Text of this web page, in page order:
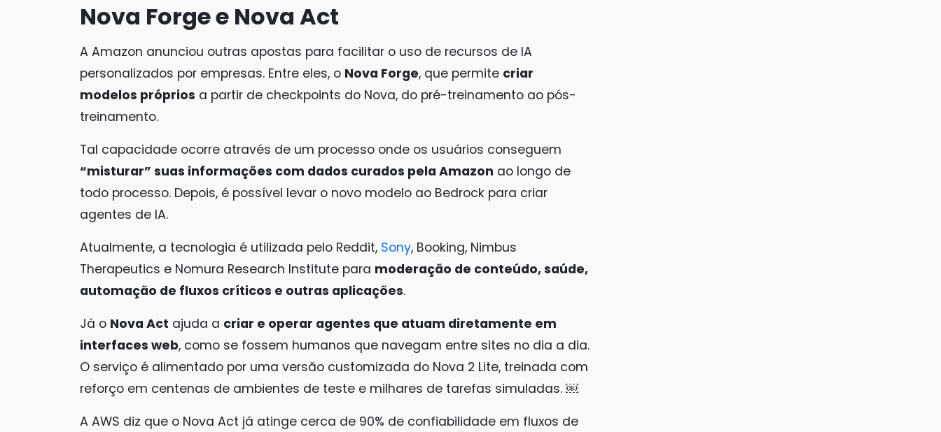
Nova Forge e Nova Act
A Amazon anunciou outras apostas para facilitar o uso de recursos de IA
personalizados por empresas. Entre eles, o Nova Forge, que permite criar
modelos próprios a partir de checkpoints do Nova, do pré-treinamento ao pós-
treinamento.
Tal capacidade ocorre através de um processo onde os usuários conseguem
“misturar” suas informações com dados curados pela Amazon ao longo de
todo processo. Depois, é possível levar o novo modelo ao Bedrock para criar
agentes de IA.
Atualmente, a tecnologia é utilizada pelo Reddit, Sony, Booking, Nimbus
Therapeutics e Nomura Research Institute para moderação de conteúdo, saúde,
automação de fluxos críticos e outras aplicações.
Já o Nova Act ajuda a criar e operar agentes que atuam diretamente em
interfaces web, como se fossem humanos que navegam entre sites no dia a dia.
O serviço é alimentado por uma versão customizada do Nova 2 Lite, treinada com
reforço em centenas de ambientes de teste e milhares de tarefas simuladas. ￼
A AWS diz que o Nova Act já atinge cerca de 90% de confiabilidade em fluxos de